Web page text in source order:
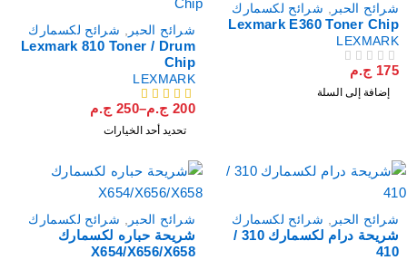
شرائح الحبر, شرائح لكسمارك
Lexmark E360 Toner Chip
LEXMARK
175 ج.م
إضافة إلى السلة
شرائح الحبر, شرائح لكسمارك
Lexmark 810 Toner / Drum
Chip
LEXMARK
200 ج.م–
250 ج.م
تحديد أحد الخيارات
شرائح الحبر, شرائح لكسمارك
شريحة درام لكسمارك 310 /
410
شرائح الحبر, شرائح لكسمارك
شريحة حباره لكسمارك
X654/X656/X658